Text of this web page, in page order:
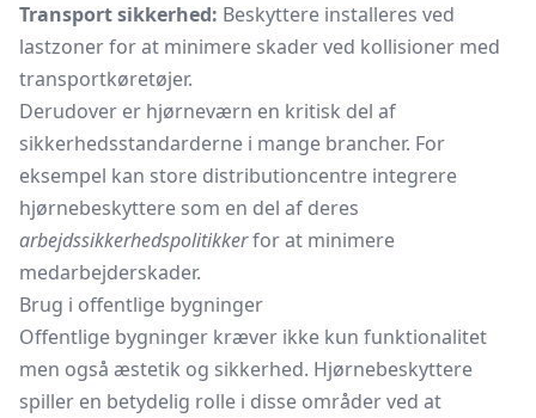
Transport sikkerhed: Beskyttere installeres ved
lastzoner for at minimere skader ved kollisioner med
transportkøretøjer.
Derudover er hjørneværn en kritisk del af
sikkerhedsstandarderne i mange brancher. For
eksempel kan store distributioncentre integrere
hjørnebeskyttere som en del af deres
arbejdssikkerhedspolitikkerfor at minimere
medarbejderskader.
Brug i offentlige bygninger
Offentlige bygninger kræver ikke kun funktionalitet
men også æstetik og sikkerhed. Hjørnebeskyttere
spiller en betydelig rolle i disse områder ved at